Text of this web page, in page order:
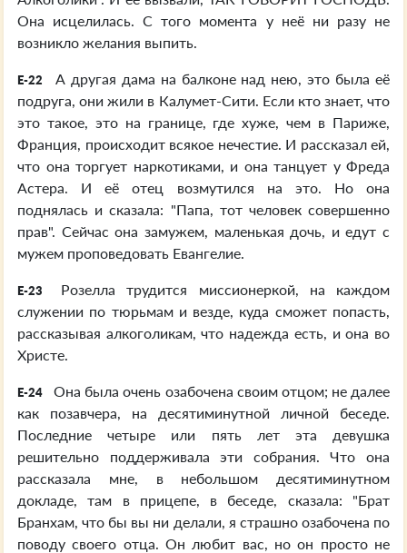
Она исцелилась. С того момента у неё ни разу не
возникло желания выпить.
E-22
А другая дама на балконе над нею, это была её
подруга, они жили в Калумет-Сити. Если кто знает, что
это такое, это на границе, где хуже, чем в Париже,
Франция, происходит всякое нечестие. И рассказал ей,
что она торгует наркотиками, и она танцует у Фреда
Астера. И её отец возмутился на это. Но она
поднялась и сказала: "Папа, тот человек совершенно
прав". Сейчас она замужем, маленькая дочь, и едут с
мужем проповедовать Евангелие.
E-23
Розелла трудится миссионеркой, на каждом
служении по тюрьмам и везде, куда сможет попасть,
рассказывая алкоголикам, что надежда есть, и она во
Христе.
E-24
Она была очень озабочена своим отцом; не далее
как позавчера, на десятиминутной личной беседе.
Последние четыре или пять лет эта девушка
решительно поддерживала эти собрания. Что она
рассказала мне, в небольшом десятиминутном
докладе, там в прицепе, в беседе, сказала: "Брат
Бранхам, что бы вы ни делали, я страшно озабочена по
поводу своего отца. Он любит вас, но он просто не